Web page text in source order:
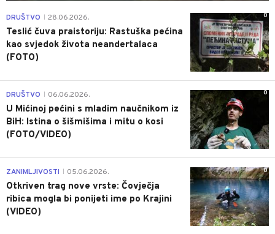
0
DRUŠTVO 28.06.2026.
Teslić čuva praistoriju: Rastuška pećina
kao svjedok života neandertalaca
(FOTO)
0
DRUŠTVO 06.06.2026.
U Mićinoj pećini s mladim naučnikom iz
BiH: Istina o šišmišima i mitu o kosi
(FOTO/VIDEO)
0
ZANIMLJIVOSTI 05.06.2026.
Otkriven trag nove vrste: Čovječja
ribica mogla bi ponijeti ime po Krajini
(VIDEO)